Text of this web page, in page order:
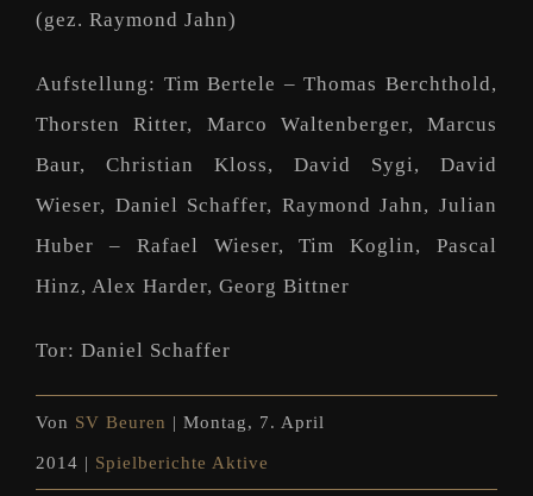
(gez. Raymond Jahn)
Aufstellung: Tim Bertele – Thomas Berchthold,
Thorsten Ritter, Marco Waltenberger, Marcus
Baur, Christian Kloss, David Sygi, David
Wieser, Daniel Schaffer, Raymond Jahn, Julian
Huber – Rafael Wieser, Tim Koglin, Pascal
Hinz, Alex Harder, Georg Bittner
Tor: Daniel Schaffer
Von SV Beuren | Montag, 7. April
2014 | Spielberichte Aktive